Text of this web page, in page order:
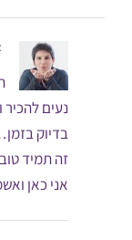
נעים
בדיוק
זה תמיד
אני כאן